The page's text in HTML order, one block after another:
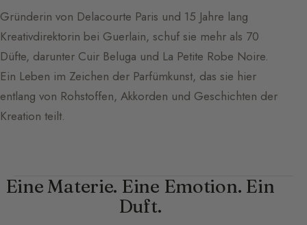
Gründerin von Delacourte Paris und 15 Jahre lang
Kreativdirektorin bei Guerlain, schuf sie mehr als 70
Düfte, darunter Cuir Beluga und La Petite Robe Noire.
Ein Leben im Zeichen der Parfümkunst, das sie hier
entlang von Rohstoffen, Akkorden und Geschichten der
Kreation teilt.
Eine Materie. Eine Emotion. Ein
Duft.